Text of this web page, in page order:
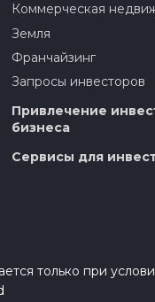
Коммерческая
Земля
Франчайзинг
Запросы инвесторов
Привлечение
бизнеса
Сервисы для
только при